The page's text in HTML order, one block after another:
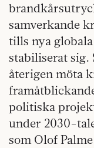
samverkande
tills nya
stabiliserat sig.
återigen möta
politiska
under 2030-
som Olof